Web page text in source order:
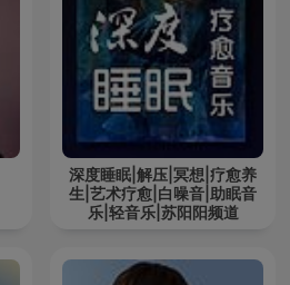
深度睡眠|解压|冥想|疗愈养
生|艺术疗愈|白噪音|助眠音
乐|轻音乐|苏阳阳频道